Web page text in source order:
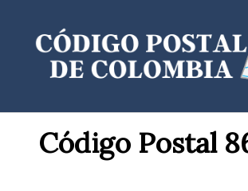
contenido
Código Postal